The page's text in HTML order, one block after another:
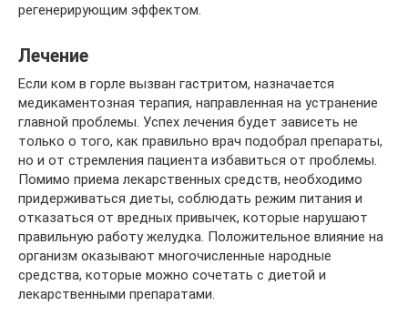
регенерирующим эффектом.
Лечение
Если ком в горле вызван гастритом, назначается
медикаментозная терапия, направленная на устранение
главной проблемы. Успех лечения будет зависеть не
только о того, как правильно врач подобрал препараты,
но и от стремления пациента избавиться от проблемы.
Помимо приема лекарственных средств, необходимо
придерживаться диеты, соблюдать режим питания и
отказаться от вредных привычек, которые нарушают
правильную работу желудка. Положительное влияние на
организм оказывают многочисленные народные
средства, которые можно сочетать с диетой и
лекарственными препаратами.